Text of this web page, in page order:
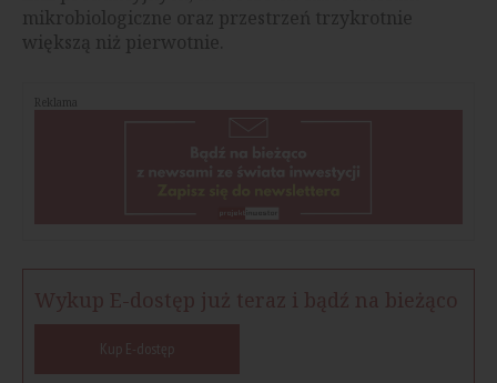
mikrobiologiczne oraz przestrzeń trzykrotnie
większą niż pierwotnie.
Reklama
Wykup E-dostęp już teraz i bądź na bieżąco
Kup E-dostęp